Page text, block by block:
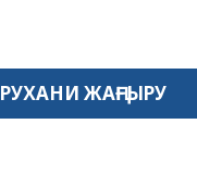
РУХАНИ ЖАҢҒЫРУ